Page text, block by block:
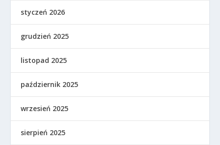
styczeń 2026
grudzień 2025
listopad 2025
październik 2025
wrzesień 2025
sierpień 2025